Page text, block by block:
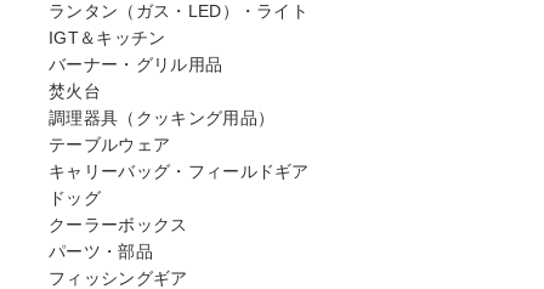
ランタン（ガス・LED）・ライト
IGT＆キッチン
バーナー・グリル用品
焚火台
調理器具（クッキング用品）
テーブルウェア
キャリーバッグ・フィールドギア
ドッグ
クーラーボックス
パーツ・部品
フィッシングギア